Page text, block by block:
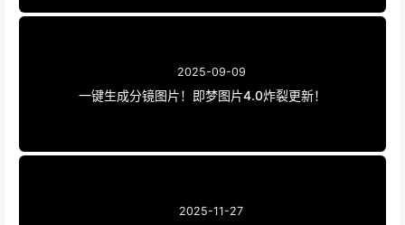
2025-09-09
一键生成分镜图片！即梦图片4.0炸裂更新！
2025-11-27